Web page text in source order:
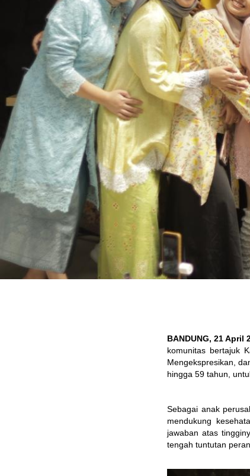
BANDUNG, 21 April
komunitas bertajuk
Mengekspresikan,
hingga 59 tahun,
Sebagai anak
mendukung
jawaban atas
tengah tuntutan